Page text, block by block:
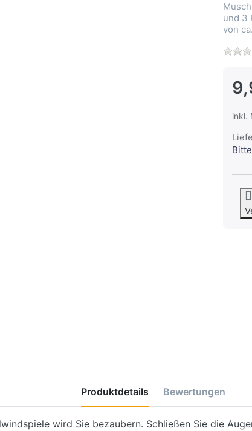
und 3
von
inkl.
Produktdetails Bewertungen
wird Sie bezaubern. Schließen Sie die